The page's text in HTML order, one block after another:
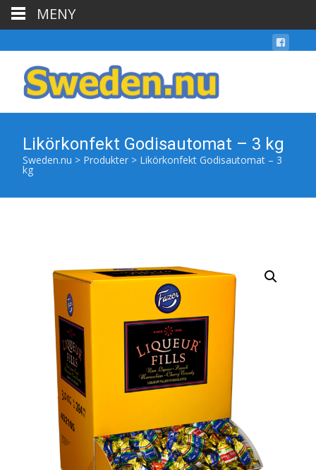
Likörkonfekt Godisautomat – 3 kg
Sweden.nu > Produkter > Likörkonfekt Godisautomat – 3
kg
MENY